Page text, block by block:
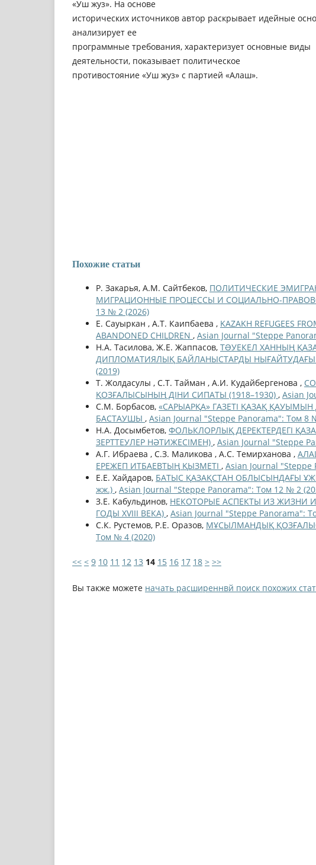
«Уш жуз». На основе
исторических источников автор раскрывает идейные
анализирует ее
программные требования, характеризует основные виды
деятельности, показывает политическое
противостояние «Уш жуз» с партией «Алаш».
Похожие статьи
Р. Закарья, A.M. Сайтбеков, ПОЛИТИЧЕСКИЕ
МИГРАЦИОННЫЕ ПРОЦЕССЫ И СОЦИАЛЬНО-
13 № 2 (2026)
Е. Сауыркан , А.Т. Каипбаева , KAZAKH REFUGEES
ABANDONED CHILDREN , Asian Journal "Steppe
Н.А. Тасилова, Ж.Е. Жаппасов, ТƏУЕКЕЛ ХАННЫҢ
ДИПЛОМАТИЯЛЫҚ БАЙЛАНЫСТАРДЫ НЫҒАЙТУДАҒЫ
(2019)
Т. Жолдасулы , С.Т. Тайман , А.И. Кудайбергенова ,
ҚОЗҒАЛЫСЫНЫҢ ДІНИ СИПАТЫ (1918–1930) , Asian
С.М. Борбасов, «САРЫАРҚА» ГАЗЕТІ ҚАЗАҚ
БАСТАУШЫ , Asian Journal "Steppe Panorama": Том 8
Н.А. Досымбетов, ФОЛЬКЛОРЛЫҚ ДЕРЕКТЕРДЕГІ
ЗЕРТТЕУЛЕР НӘТИЖЕСІМЕН) , Asian Journal "Steppe
А.Г. Ибраева , С.З. Маликова , А.С. Темирханова ,
ЕРЕЖЕП ИТБАЕВТЫҢ ҚЫЗМЕТІ , Asian Journal
Е.Е. Хайдаров, БАТЫС ҚАЗАҚСТАН ОБЛЫСЫНДАҒЫ
жж.) , Asian Journal "Steppe Panorama": Том 12 № 2
З.Е. Кабульдинов, НЕКОТОРЫЕ АСПЕКТЫ ИЗ ЖИЗНИ
ГОДЫ XVIII ВЕКА) , Asian Journal "Steppe Panorama":
С.К. Рустемов, Р.Е. Оразов, МҰСЫЛМАНДЫҚ
Том № 4 (2020)
<< < 9 10 11 12 13 14 15 16 17 18 > >>
Вы также можете начать расширеннвй поиск похожих